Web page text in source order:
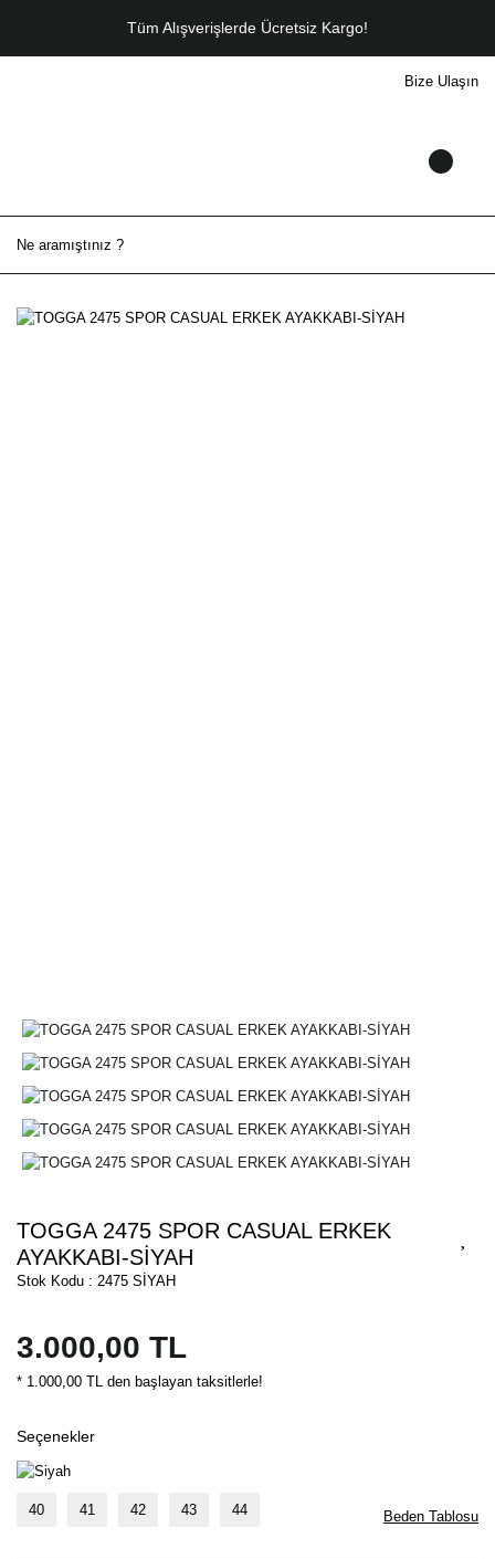
Tüm Alışverişlerde Ücretsiz Kargo!
Bize Ulaşın
TOGGA 2475 SPOR CASUAL ERKEK
AYAKKABI-SİYAH
Stok Kodu : 2475 SİYAH
3.000,00 TL
* 1.000,00 TL den başlayan taksitlerle!
Seçenekler
40 41 42 43 44 Beden Tablosu